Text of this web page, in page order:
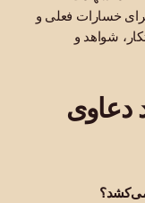
خسارات فعلی و
شواهد و
دعاوی